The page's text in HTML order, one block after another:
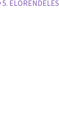
ELŐRENDELÉS